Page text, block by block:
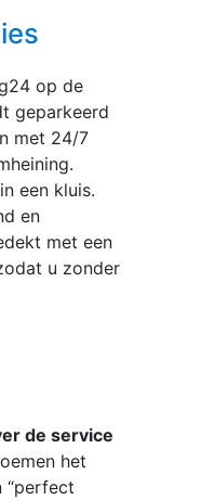
op de
geparkeerd
met 24/7
een kluis.
en
met een
u zonder
de service
het
“perfect